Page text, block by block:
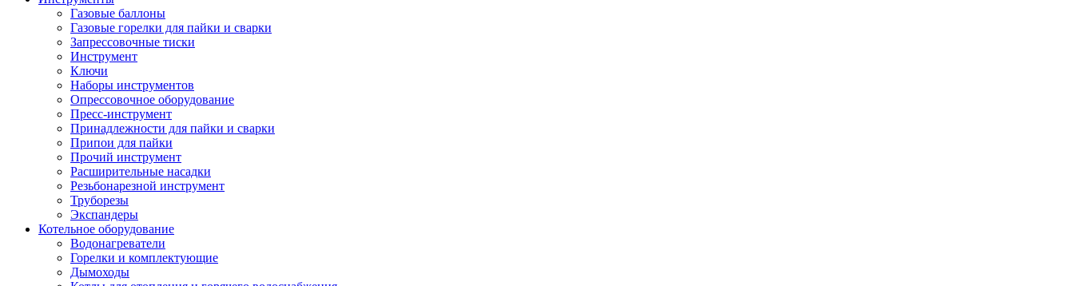
Газовые баллоны
Газовые горелки для пайки и сварки
Запрессовочные тиски
Инструмент
Ключи
Наборы инструментов
Опрессовочное оборудование
Пресс-инструмент
Принадлежности для пайки и сварки
Припои для пайки
Прочий инструмент
Расширительные насадки
Резьбонарезной инструмент
Труборезы
Экспандеры
Котельное оборудование
Водонагреватели
Горелки и комплектующие
Дымоходы